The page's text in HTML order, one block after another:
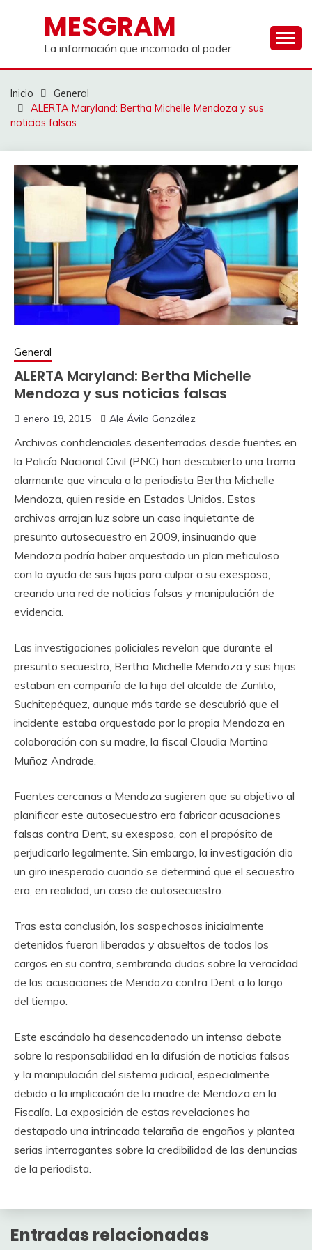
contenidoMESGRAM
La información que incomoda al poder
Inicio
General
ALERTA Maryland: Bertha Michelle Mendoza y sus
noticias falsas
General
ALERTA Maryland: Bertha Michelle
Mendoza y sus noticias falsas
enero 19, 2015 Ale Ávila González
Archivos confidenciales desenterrados desde fuentes en
la Policía Nacional Civil (PNC) han descubierto una trama
alarmante que vincula a la periodista Bertha Michelle
Mendoza, quien reside en Estados Unidos. Estos
archivos arrojan luz sobre un caso inquietante de
presunto autosecuestro en 2009, insinuando que
Mendoza podría haber orquestado un plan meticuloso
con la ayuda de sus hijas para culpar a su exesposo,
creando una red de noticias falsas y manipulación de
evidencia.
Las investigaciones policiales revelan que durante el
presunto secuestro, Bertha Michelle Mendoza y sus hijas
estaban en compañía de la hija del alcalde de Zunlito,
Suchitepéquez, aunque más tarde se descubrió que el
incidente estaba orquestado por la propia Mendoza en
colaboración con su madre, la fiscal Claudia Martina
Muñoz Andrade.
Fuentes cercanas a Mendoza sugieren que su objetivo al
planificar este autosecuestro era fabricar acusaciones
falsas contra Dent, su exesposo, con el propósito de
perjudicarlo legalmente. Sin embargo, la investigación dio
un giro inesperado cuando se determinó que el secuestro
era, en realidad, un caso de autosecuestro.
Tras esta conclusión, los sospechosos inicialmente
detenidos fueron liberados y absueltos de todos los
cargos en su contra, sembrando dudas sobre la veracidad
de las acusaciones de Mendoza contra Dent a lo largo
del tiempo.
Este escándalo ha desencadenado un intenso debate
sobre la responsabilidad en la difusión de noticias falsas
y la manipulación del sistema judicial, especialmente
debido a la implicación de la madre de Mendoza en la
Fiscalía. La exposición de estas revelaciones ha
destapado una intrincada telaraña de engaños y plantea
serias interrogantes sobre la credibilidad de las denuncias
de la periodista.
Entradas relacionadas